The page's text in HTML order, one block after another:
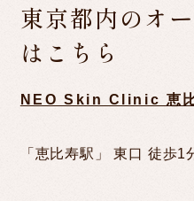
東京都内のオ
はこちら
NEO Skin Clinic 恵
「恵比寿駅」 東口 徒歩1